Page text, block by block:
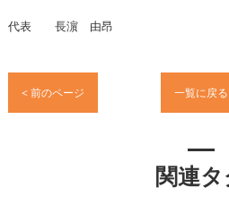
代表 長濵 由昂
< 前のページ 一覧に戻る
関連